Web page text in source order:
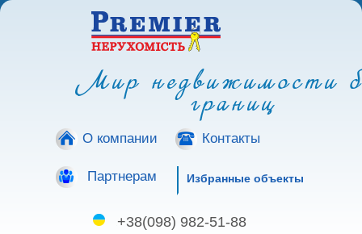
Мир недвижимости
границ
О компании Контакты
Партнерам Избранные объекты
+38(098) 982-51-88